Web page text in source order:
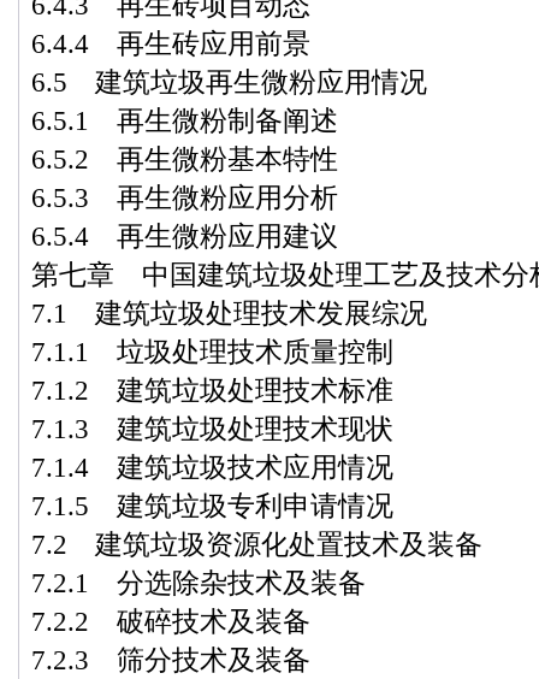
6.4.4 再生砖应用前景
6.5 建筑垃圾再生微粉应用情况
6.5.1 再生微粉制备阐述
6.5.2 再生微粉基本特性
6.5.3 再生微粉应用分析
6.5.4 再生微粉应用建议
第七章 中国建筑垃圾处理工艺及技术分
7.1 建筑垃圾处理技术发展综况
7.1.1 垃圾处理技术质量控制
7.1.2 建筑垃圾处理技术标准
7.1.3 建筑垃圾处理技术现状
7.1.4 建筑垃圾技术应用情况
7.1.5 建筑垃圾专利申请情况
7.2 建筑垃圾资源化处置技术及装备
7.2.1 分选除杂技术及装备
7.2.2 破碎技术及装备
7.2.3 筛分技术及装备